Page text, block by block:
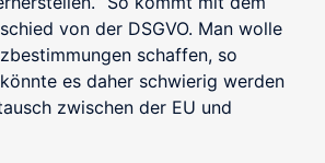
von der DSGVO. Man wolle
schaffen, so
es daher schwierig werden
zwischen der EU und